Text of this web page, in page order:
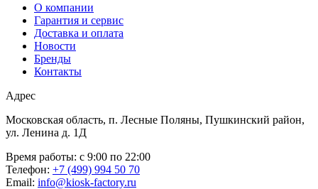
О компании
Гарантия и сервис
Доставка и оплата
Новости
Бренды
Контакты
Адрес
Московская область, п. Лесные Поляны, Пушкинский район,
ул. Ленина д. 1Д
Время работы: с 9:00 по 22:00
Телефон: +7 (499) 994 50 70
Email: info@kiosk-factory.ru